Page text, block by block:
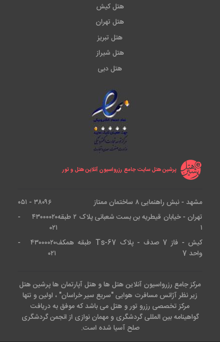
هتل کیش
هتل تهران
هتل تبریز
هتل شیراز
هتل دبی
پرشین هتل سایت جامع رزرواسیون آنلاین هتل و تور
مشهد - نبش راهنمایی ۸ ساختمان ممتاز
۳۸۰۹۶ - ۰۵۱
تهران - خیابان قیطریه بن بست شعبانی پلاک ۲ طبقه
۱
۴۳۰۰۰۰۲۰ -
۰۲۱
کیش - فاز 7 صدف - پلاک Ts-67 طبقه همکف
واحد 7
۴۳۰۰۰۰۲۰ -
۰۲۱
مرکز جامع رزرواسیون آنلاین هتل ها و هتل آپارتمان ها پرشین هتل
زیر نظر آژانس مسافرت هوایی "سریع سیر خراسان" ، اولین و تنها
مرکز تخصصی رزرو تور و هتل می باشد که موفق به دریافت
گواهینامه بین المللی گردشگری و مهمان نوازی از انجمن گردشگری
صلح آسیا شده است.